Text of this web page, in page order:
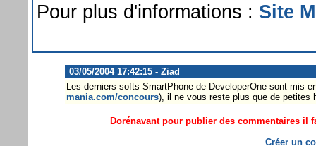
Pour plus d'informations : Site
03/05/2004 17:42:15 - Ziad
Les derniers softs SmartPhone de DeveloperOne sont mis
mania.com/concours), il ne vous reste plus que de petites
Dorénavant pour publier des commentaires il
Créer un